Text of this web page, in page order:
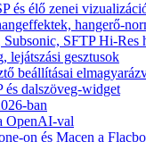
és élő zenei
hangerő-
SFTP Hi-Res
lejátszási gesztusok
beállításai
dalszöveg-widget
ban
OpenAI-val
on és Macen a